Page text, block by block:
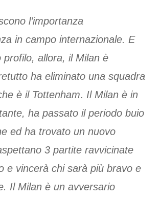
l’importanza
in campo internazionale. E
profilo, allora, il Milan è
ha eliminato una squadra
è il Tottenham. Il Milan è in
ha passato il periodo buio
ed ha trovato un nuovo
3 partite ravvicinate
e vincerà chi sarà più bravo e
Il Milan è un avversario